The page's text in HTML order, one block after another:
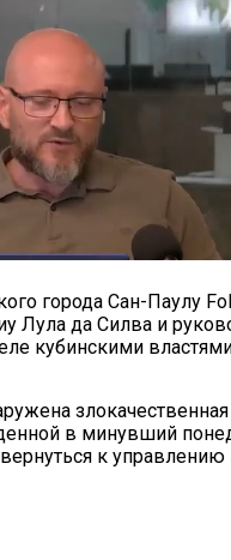
города Сан-Паулу
Лула да Силва и
кубинскими властями
в минувший
к управлению